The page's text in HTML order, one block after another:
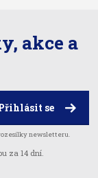
akce a
se
newsletteru.
za 14 dní.